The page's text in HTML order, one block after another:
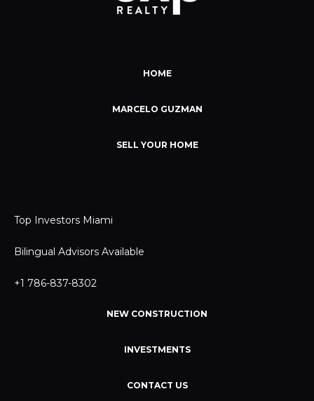
HOME
MARCELO GUZMAN
SELL YOUR HOME
Top Investors Miami
Bilingual Advisors Available
+1 786-837-8302
NEW CONSTRUCTION
INVESTMENTS
CONTACT US